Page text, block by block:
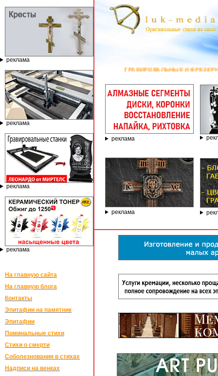
реклама
реклама
реклама
реклама
На главную сайта
На главную блога
Контакты
Эпитафии на памятник
Эпитафии
Поминальные стихи
Стихи о смерти
Соболезнования в стихах
Надписи на венках
ГРАВИРОВАЛЬНЫЕ И ФРЕЗЕРНЫЕ
реклама
реклама